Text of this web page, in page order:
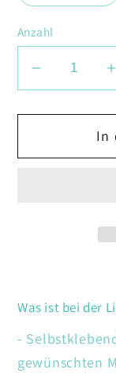
Anzahl
Verringere
die
Menge
Katze
In
Was ist bei der
-
gewünschten